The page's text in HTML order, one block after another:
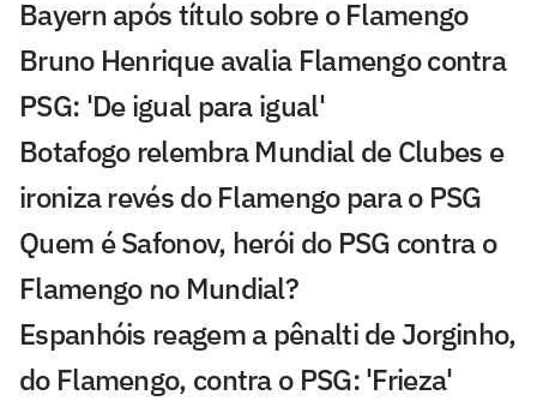
Bayern após título sobre o Flamengo
Bruno Henrique avalia Flamengo contra
PSG: 'De igual para igual'
Botafogo relembra Mundial de Clubes e
ironiza revés do Flamengo para o PSG
Quem é Safonov, herói do PSG contra o
Flamengo no Mundial?
Espanhóis reagem a pênalti de Jorginho,
do Flamengo, contra o PSG: 'Frieza'